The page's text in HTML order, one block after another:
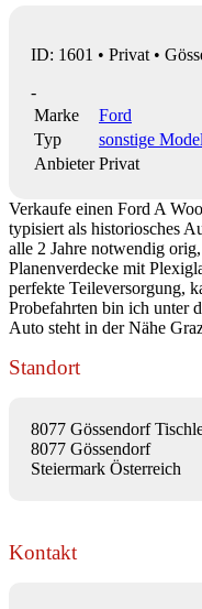
ID: 1601 • Privat •
-
Marke
Ford
Typ
sonstige
Anbieter Privat
Verkaufe einen Ford A
typisiert als historiosches
alle 2 Jahre notwendig
Planenverdecke mit
perfekte Teileversorgung,
Probefahrten bin ich unter
Auto steht in der Nähe
Standort
8077 Gössendorf
8077 Gössendorf
Steiermark Österreich
Kontakt